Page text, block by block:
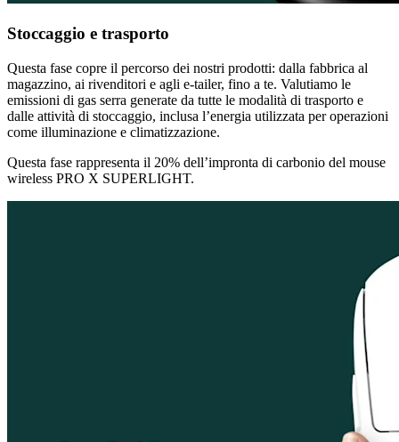
Stoccaggio e trasporto
Questa fase copre il percorso dei nostri prodotti: dalla fabbrica al
magazzino, ai rivenditori e agli e-tailer, fino a te. Valutiamo le
emissioni di gas serra generate da tutte le modalità di trasporto e
dalle attività di stoccaggio, inclusa l’energia utilizzata per operazioni
come illuminazione e climatizzazione.
Questa fase rappresenta il 20% dell’impronta di carbonio del mouse
wireless PRO X SUPERLIGHT.